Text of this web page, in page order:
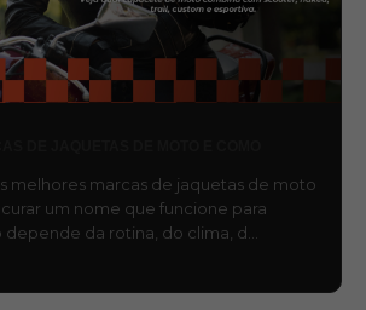
melhores marcas de jaquetas de moto
um nome que funcione para
depende da rotina, do clima, d…